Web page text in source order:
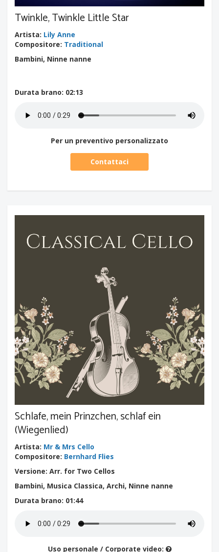
Twinkle, Twinkle Little Star
Artista: Lily Anne
Compositore: Traditional
Bambini, Ninne nanne
Durata brano: 02:13
Per un preventivo personalizzato
Contattaci
Schlafe, mein Prinzchen, schlaf ein
(Wiegenlied)
Artista: Mr & Mrs Cello
Compositore: Bernhard Flies
Versione: Arr. for Two Cellos
Bambini, Musica Classica, Archi, Ninne nanne
Durata brano: 01:44
Uso personale / Corporate video: